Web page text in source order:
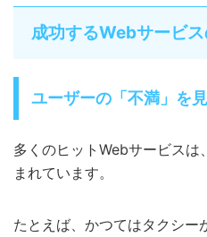
成功するWebサービ
ユーザーの「不満」を
多くのヒットWebサービス
まれています。
たとえば、かつてはタクシー